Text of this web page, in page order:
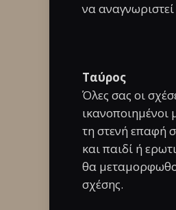
να
Ταύρος
Όλες σας οι
τη στενή επαφή
και παιδί ή
θα
σχέσης.